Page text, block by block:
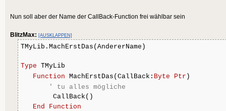
Nun soll aber der Name der CallBack-Function frei wählbar sein
BlitzMax: [AUSKLAPPEN]
TMyLib.MachErstDas(AndererName)
Type TMyLib
Function MachErstDas(CallBack: Byte Ptr )
' tu alles mögliche
        CallBack()
End
Function